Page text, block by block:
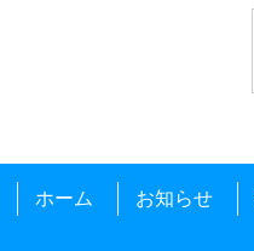
ホーム お知らせ